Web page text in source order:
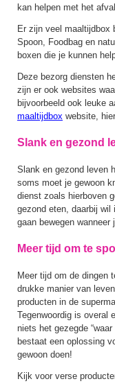
kan helpen met het
Er zijn veel maaltijdbox
Spoon, Foodbag en
boxen die je kunnen
Deze bezorg diensten
zijn er ook websites
bijvoorbeeld ook leuke
maaltijdbox website,
Slank en gezond
Slank en gezond leven
soms moet je gewoon
dienst zoals hierboven
gezond eten, daarbij
gaan bewegen
Meer tijd om te
Meer tijd om de dingen
drukke manier van
producten in de
Tegenwoordig is overal
niets het gezegde
bestaat een oplossing
gewoon doen!
Kijk voor verse